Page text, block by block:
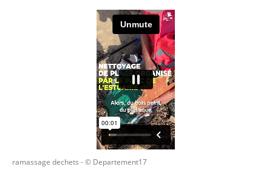
ramassage dechets - © Departement17